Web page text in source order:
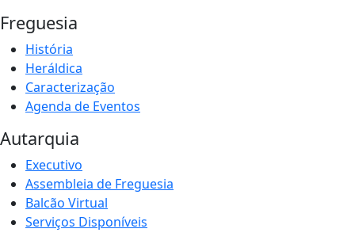
Freguesia
História
Heráldica
Caracterização
Agenda de Eventos
Autarquia
Executivo
Assembleia de Freguesia
Balcão Virtual
Serviços Disponíveis